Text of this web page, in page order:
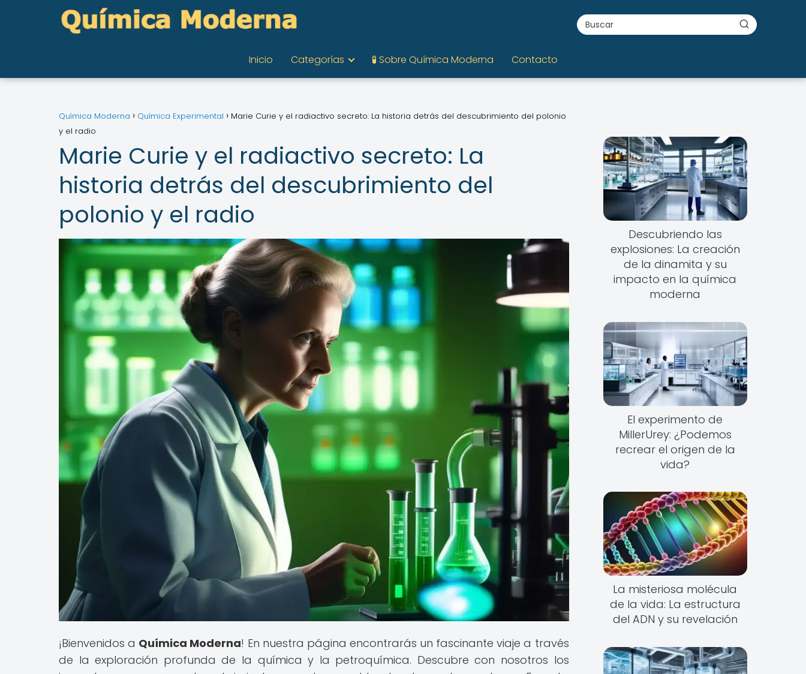
Inicio Categorías 🧪 Sobre Química Moderna Contacto
Química Moderna Química Experimental
Marie Curie y el radiactivo secreto: La historia detrás del descubrimiento del polonio
y el radio
Marie Curie y el radiactivo secreto: La
historia detrás del descubrimiento del
polonio y el radio
¡Bienvenidos a Química Moderna! En nuestra página encontrarás un fascinante viaje a través
de la exploración profunda de la química y la petroquímica. Descubre con nosotros los
Descubriendo las
explosiones: La creación
de la dinamita y su
impacto en la química
moderna
El experimento de
MillerUrey: ¿Podemos
recrear el origen de la
vida?
La misteriosa molécula
de la vida: La estructura
del ADN y su revelación